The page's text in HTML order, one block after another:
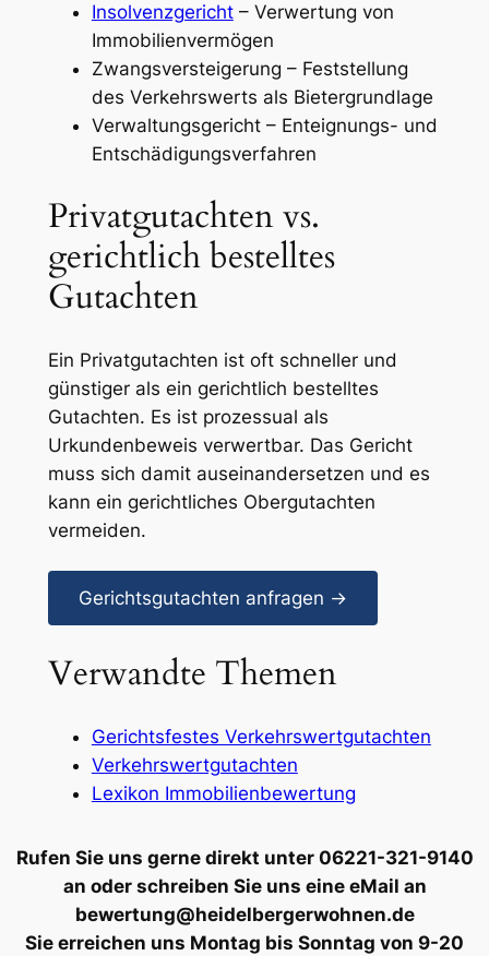
Insolvenzgericht– Verwertung von
Immobilienvermögen
Zwangsversteigerung – Feststellung
des Verkehrswerts als Bietergrundlage
Verwaltungsgericht – Enteignungs- und
Entschädigungsverfahren
Privatgutachten vs.
gerichtlich bestelltes
Gutachten
Ein Privatgutachten ist oft schneller und
günstiger als ein gerichtlich bestelltes
Gutachten. Es ist prozessual als
Urkundenbeweis verwertbar. Das Gericht
muss sich damit auseinandersetzen und es
kann ein gerichtliches Obergutachten
vermeiden.
Gerichtsgutachten anfragen →
Verwandte Themen
Gerichtsfestes Verkehrswertgutachten
Verkehrswertgutachten
Lexikon Immobilienbewertung
Rufen Sie uns gerne direkt unter 06221-321-9140
an oder schreiben Sie uns eine eMail an
bewertung@heidelbergerwohnen.de
Sie erreichen uns Montag bis Sonntag von 9-20